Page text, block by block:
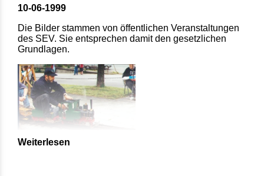
10-06-1999
Die Bilder stammen von öffentlichen Veranstaltungen
des SEV. Sie entsprechen damit den gesetzlichen
Grundlagen.
Weiterlesen